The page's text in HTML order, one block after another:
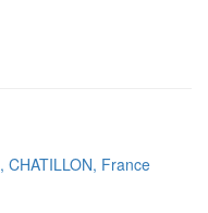
CHATILLON, France